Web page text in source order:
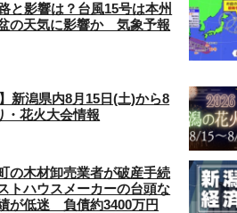
と影響は？台風15号は本州
の天気に影響か 気象予報
新潟県内8月15日(土)から8
・花火大会情報
の木材卸売業者が破産手続
トハウスメーカーの台頭な
が低迷 負債約3400万円